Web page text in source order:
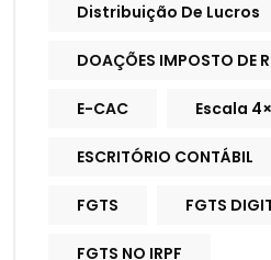
Distribuição De Lucros
DOAÇÕES IMPOSTO DE
E-CAC Escala
ESCRITÓRIO CONTÁBIL
FGTS FGTS
FGTS NO IRPF